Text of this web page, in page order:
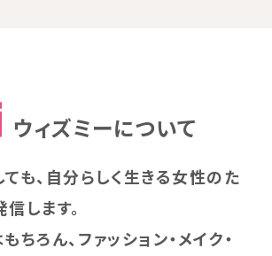
ウィズミーについて
も、自分らしく生きる女性のた
します。
ちろん、ファッション・メイク・